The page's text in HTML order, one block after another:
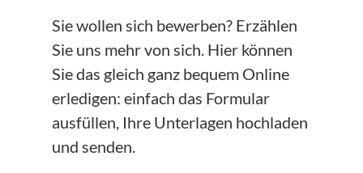
Sie wollen sich bewerben? Erzählen
Sie uns mehr von sich. Hier können
Sie das gleich ganz bequem Online
erledigen: einfach das Formular
ausfüllen, Ihre Unterlagen hochladen
und senden.